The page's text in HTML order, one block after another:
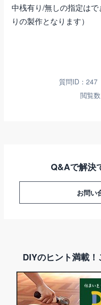
中桟有り/無しの指定は
りの製作となります）
質問ID：247
閲覧
Q&Aで解決
お問い
DIYのヒント満載！